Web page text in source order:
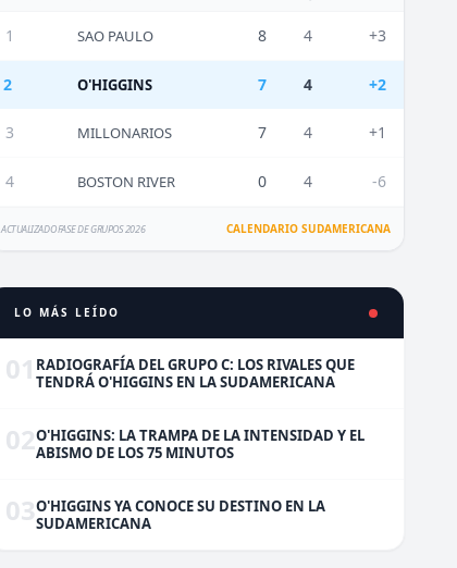
1 SAO PAULO 8 4 +3
2 O'HIGGINS 7 4 +2
3 MILLONARIOS 7 4 +1
4 BOSTON RIVER 0 4 -6
ACTUALIZADO FASE DE GRUPOS 2026 CALENDARIO SUDAMERICANA
LO MÁS LEÍDO
01 RADIOGRAFÍA DEL GRUPO C: LOS RIVALES QUE
TENDRÁ O'HIGGINS EN LA SUDAMERICANA
02O'HIGGINS: LA TRAMPA DE LA INTENSIDAD Y EL
ABISMO DE LOS 75 MINUTOS
03O'HIGGINS YA CONOCE SU DESTINO EN LA
SUDAMERICANA